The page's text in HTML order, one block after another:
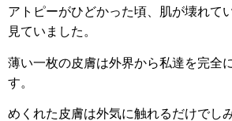
アトピーがひどかった頃、肌が壊れて
見ていました。
薄い一枚の皮膚は外界から私達を完全
す。
めくれた皮膚は外気に触れるだけでし